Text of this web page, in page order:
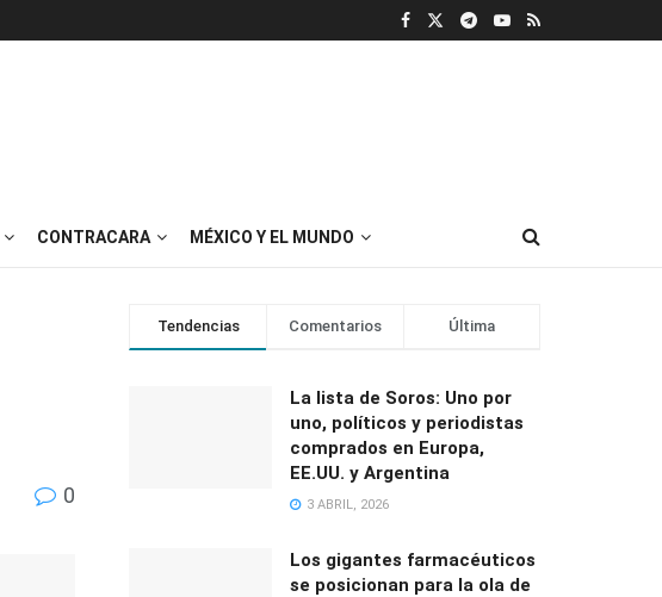
CONTRACARA MÉXICO Y EL MUNDO
0
Tendencias Comentarios Última
La lista de Soros: Uno por
uno, políticos y periodistas
comprados en Europa,
EE.UU. y Argentina
3 ABRIL, 2026
Los gigantes farmacéuticos
se posicionan para la ola de